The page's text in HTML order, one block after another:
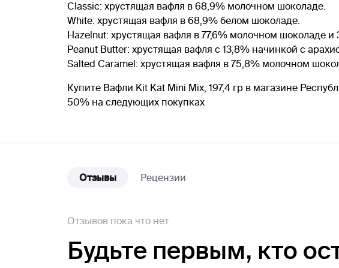
Classic: хрустящая вафля в 68,9% молочном шоколаде.
White: хрустящая вафля в 68,9% белом шоколаде.
Hazelnut: хрустящая вафля в 77,6% молочном шоколаде и
Peanut Butter: хрустящая вафля с 13,8% начинкой с
Salted Caramel: хрустящая вафля в 75,8% молочном
Купите Вафли Kit Kat Mini Mix, 197,4 гр в магазине
50% на следующих покупках
Отзывы Рецензии
Отзывов пока что нет
Будьте первым, кто